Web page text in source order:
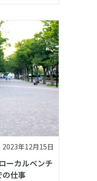
2023年12月15日
ーカルベンチ
の仕事